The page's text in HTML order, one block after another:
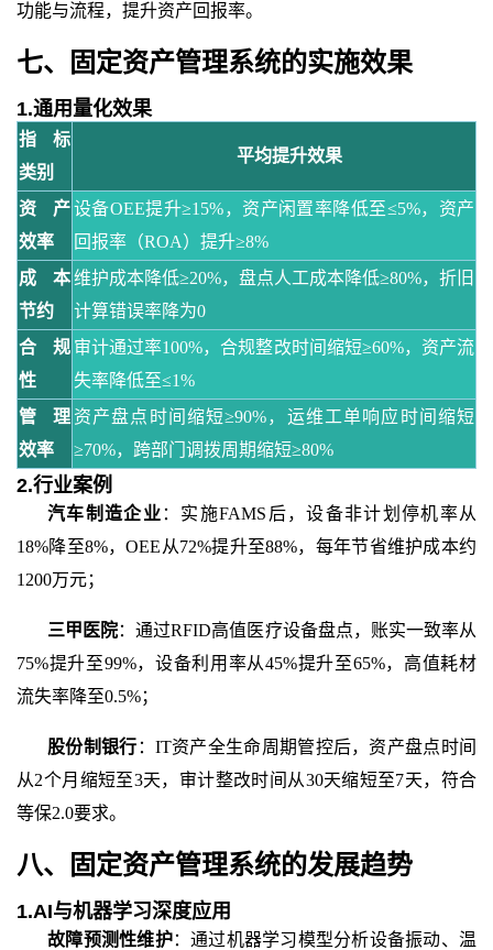
功能与流程，提升资产回报率。
七、固定资产管理系统的实施效果
1.通用量化效果
指标
类别
平均提升效果
资产
效率
设备OEE提升≥15%，资产闲置率降低至≤5%，资产
回报率（ROA）提升≥8%
成本
节约
维护成本降低≥20%，盘点人工成本降低≥80%，折旧
计算错误率降为0
合规
性
审计通过率100%，合规整改时间缩短≥60%，资产流
失率降低至≤1%
管理
效率
资产盘点时间缩短≥90%，运维工单响应时间缩短
≥70%，跨部门调拨周期缩短≥80%
2.行业案例
汽车制造企业 ：实施FAMS后，设备非计划停机率从
18%降至8%，OEE从72%提升至88%，每年节省维护成本约
1200万元；
三甲医院：通过RFID高值医疗设备盘点，账实一致率从
75%提升至99%，设备利用率从45%提升至65%，高值耗材
流失率降至0.5%；
股份制银行 ： IT资产全生命周期管控后，资产盘点时间
从2个月缩短至3天，审计整改时间从30天缩短至7天，符合
等保2.0要求。
八、固定资产管理系统的发展趋势
1.AI与机器学习深度应用
故障预测性维护：通过机器学习模型分析设备振动、温